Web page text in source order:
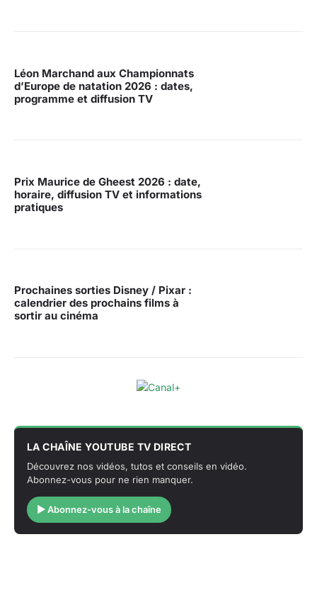
Léon Marchand aux Championnats
d’Europe de natation 2026 : dates,
programme et diffusion TV
Prix Maurice de Gheest 2026 : date,
horaire, diffusion TV et informations
pratiques
Prochaines sorties Disney / Pixar :
calendrier des prochains films à
sortir au cinéma
LA CHAÎNE YOUTUBE TV DIRECT
Découvrez nos vidéos, tutos et conseils en vidéo.
Abonnez-vous pour ne rien manquer.
▶ Abonnez-vous à la chaîne